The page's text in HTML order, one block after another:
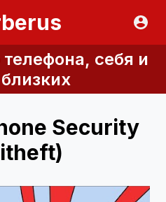
себя и
Security